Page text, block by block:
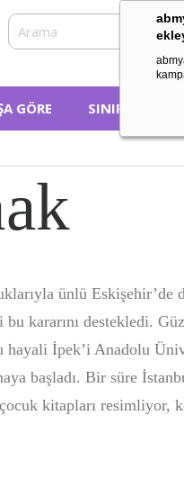
GÖRE SINIFA GÖRE
ünlü
kararını destekledi.
hayali İpek’i Anadolu
başladı. Bir süre
çocuk kitapları resimliyor,